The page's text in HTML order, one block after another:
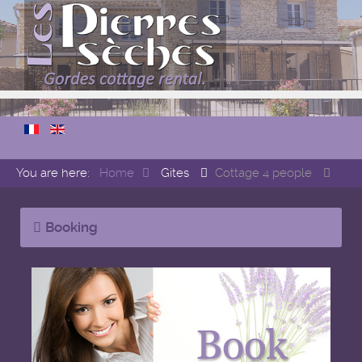
You are here: Home Gites Cottage 4 people
Booking